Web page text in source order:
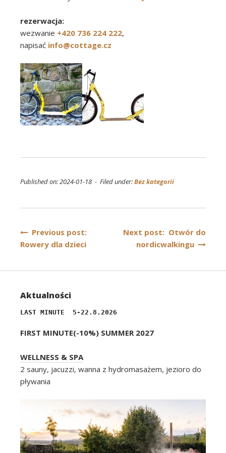
rezerwacja:
wezwanie +420 736 224 222,
napisać info@cottage.cz
Published on: 2024-01-18 - Filed under:Bez kategorii
Nawigacja
wpisu
Previous post:
Rowery dla dzieci
Next post: Otwór do
nordicwalkingu
Aktualności
LAST MINUTE  5-22.8.2026
FIRST MINUTE(-10%) SUMMER 2027
WELLNESS & SPA
2 sauny, jacuzzi, wanna z hydromasażem, jezioro do
pływania